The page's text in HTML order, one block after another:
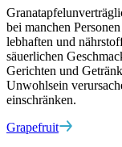
bei manchen
lebhaften und
säuerlichen
Gerichten und
Unwohlsein
einschränken.
Grapefruit